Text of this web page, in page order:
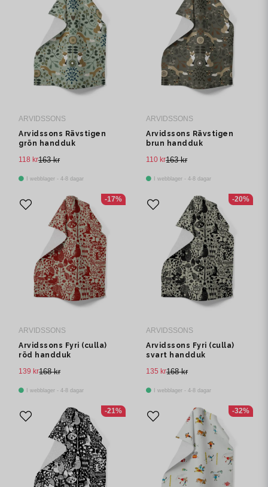
ARVIDSSONS
Arvidssons Rävstigen
grön handduk
163 kr
118 kr
I webblager - 4-8 dagar
ARVIDSSONS
Arvidssons Rävstigen
brun handduk
163 kr
110 kr
I webblager - 4-8 dagar
ARVIDSSONS
Arvidssons Fyri (culla)
röd handduk
168 kr
139 kr
I webblager - 4-8 dagar
-17%
ARVIDSSONS
Arvidssons Fyri (culla)
svart handduk
168 kr
135 kr
I webblager - 4-8 dagar
-20%
-21% -32%